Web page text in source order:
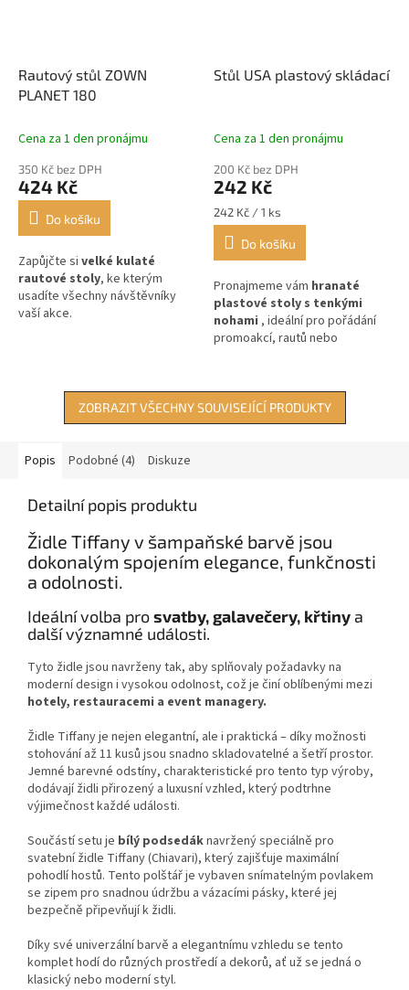
Rautový stůl ZOWN
PLANET 180
Cena za 1 den pronájmu
350 Kč bez DPH
424 Kč
Do košíku
Zapůjčte si velké kulaté
rautové stoly, ke kterým
usadíte všechny návštěvníky
vaší akce.
Stůl USA plastový skládací
Cena za 1 den pronájmu
200 Kč bez DPH
242 Kč
Měrná
cena:
242 Kč / 1 ks
Do košíku
Pronajmeme vám hranaté
plastové stoly s tenkými
nohami , ideální pro pořádání
promoakcí, rautů nebo
ZOBRAZIT VŠECHNY SOUVISEJÍCÍ PRODUKTY
Popis Podobné (4) Diskuze
Detailní popis produktu
Židle Tiffany v šampaňské barvě jsou
dokonalým spojením elegance, funkčnosti
a odolnosti.
Ideální volba prosvatby, galavečery, křtiny a
další významné události.
Tyto židle jsou navrženy tak, aby splňovaly požadavky na
moderní design i vysokou odolnost, což je činí oblíbenými mezi
hotely, restauracemi a event managery.
Židle Tiffany je nejen elegantní, ale i praktická – díky možnosti
stohování až 11 kusů jsou snadno skladovatelné a šetří prostor.
Jemné barevné odstíny, charakteristické pro tento typ výroby,
dodávají židli přirozený a luxusní vzhled, který podtrhne
výjimečnost každé události.
Součástí setu je bílý podsedáknavržený speciálně pro
svatební židle Tiffany (Chiavari), který zajišťuje maximální
pohodlí hostů. Tento polštář je vybaven snímatelným povlakem
se zipem pro snadnou údržbu a vázacími pásky, které jej
bezpečně připevňují k židli.
Díky své univerzální barvě a elegantnímu vzhledu se tento
komplet hodí do různých prostředí a dekorů, ať už se jedná o
klasický nebo moderní styl.